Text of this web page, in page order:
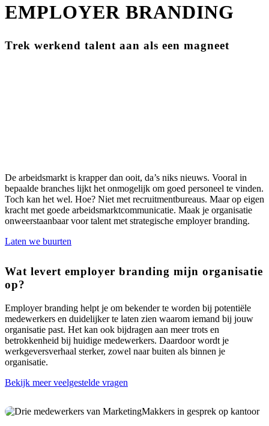
EMPLOYER BRANDING
Trek werkend talent aan als een magneet
De arbeidsmarkt is krapper dan ooit, da’s niks nieuws. Vooral in
bepaalde branches lijkt het onmogelijk om goed personeel te vinden.
Toch kan het wel. Hoe? Niet met recruitmentbureaus. Maar op eigen
kracht met goede arbeidsmarktcommunicatie. Maak je organisatie
onweerstaanbaar voor talent met strategische employer branding.
Laten we buurten
Wat levert employer branding mijn organisatie
op?
Employerbranding helpt je om bekender te worden bij potentiële
medewerkers en duidelijker te laten zien waarom iemand bij jouw
organisatie past. Het kan ook bijdragen aan meer trots en
betrokkenheid bij huidige medewerkers. Daardoor wordt je
werkgeversverhaal sterker, zowel naar buiten als binnen je
organisatie.
Bekijk meer veelgestelde vragen